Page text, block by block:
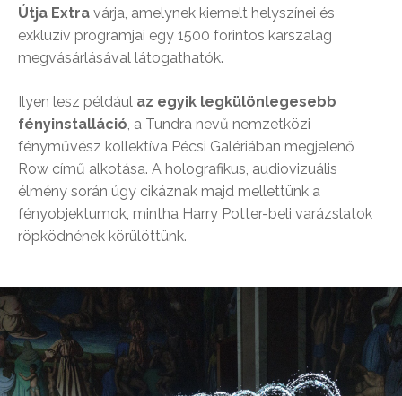
Útja Extra várja, amelynek kiemelt helyszínei és
exkluzív programjai egy 1500 forintos karszalag
megvásárlásával látogathatók.
Ilyen lesz például az egyik legkülönlegesebb
fényinstalláció , a Tundra nevű nemzetközi
fényművész kollektíva Pécsi Galériában megjelenő
Row című alkotása. A holografikus, audiovizuális
élmény során úgy cikáznak majd mellettünk a
fényobjektumok, mintha Harry Potter-beli varázslatok
röpködnének körülöttünk.